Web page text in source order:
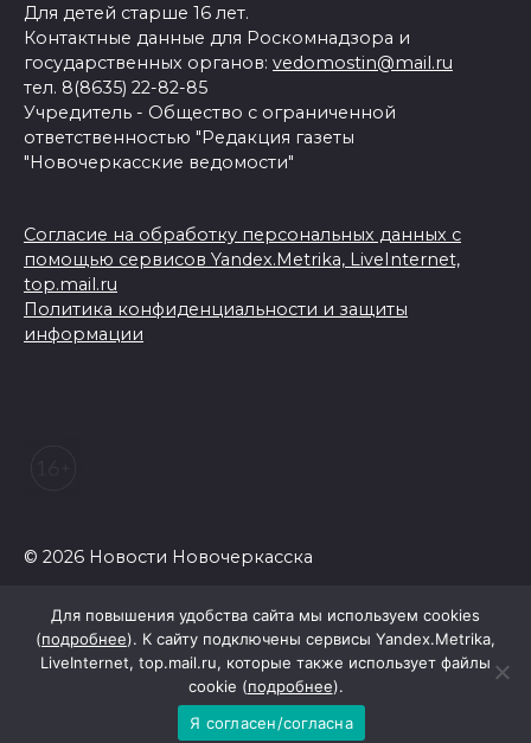
Для детей старше 16 лет.
Контактные данные для Роскомнадзора и
государственных органов: vedomostin@mail.ru
тел. 8(8635) 22-82-85
Учредитель - Общество с ограниченной
ответственностью "Редакция газеты
"Новочеркасские ведомости"
Согласие на обработку персональных данных с
помощью сервисов Yandex.Metrika, LiveInternet,
top.mail.ru
Политика конфиденциальности и защиты
информации
© 2026 Новости Новочеркасска
Для повышения удобства сайта мы используем cookies
(подробнее). К сайту подключены сервисы Yandex.Metrika,
LiveInternet, top.mail.ru, которые также использует файлы
cookie (подробнее).
Я согласен/согласна